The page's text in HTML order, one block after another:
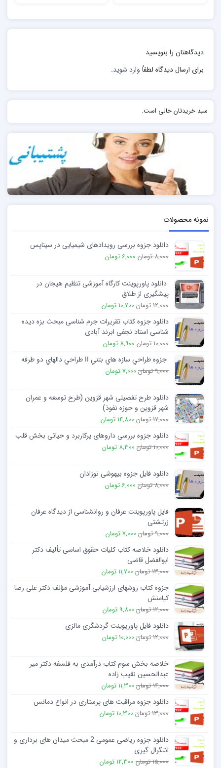
بخوانند و در نماز ظهر عصر همه بايد حمد و سوره را آهسته
دیدگاهتان را بنویسید
برای ارسال دیدگاه لطفاً وارد شوید.
سبد خریدتان خالی است.
نمونه محصولات
دانلود جزوه بررسی رویدادهای شیمیایی در سیناپس
8,000 تومان 6,000 تومان
دانلود پاورپوینت کارگاه آموزشی تنظیم هیجان در
پیشگیری از طلاق
12,000 تومان 10,700 تومان
دانلود جزوه کتاب تقریرات جرم شناسی مبحث بزه دیده
شناسی استاد نجفی ابرند آبادی
10,000 تومان 8,900 تومان
جزوه طراحي سازه هاي بتني ІІ طراحي دالهاي دو طرفه
9,000 تومان 7,000 تومان
دانلود طرح تفصیلی شهر قزوین (طرح توسعه و عمران
شهر قزوین و حوزه نفوذ)
17,000 تومان 14,800 تومان
دانلود جزوه بررسی داروهای پرکاربرد و حیاتی بخش قلب
10,000 تومان 8,300 تومان
دانلود فایل جزوه بیهوشی نوزادان
8,000 تومان 6,000 تومان
فایل پاورپوینت عرفان و روانشناسی از ديدگاه عرفان
زرتشتی
9,000 تومان 7,000 تومان
دانلود خلاصه کتاب کلیات حقوق اساسی تألیف دکتر
ابوالفضل قاضی
13,000 تومان 11,700 تومان
جزوه کتاب روشھای ارزشيابی آموزشی مؤلف دکتر علی رضا
کيامنش
12,000 تومان 9,800 تومان
دانلود فایل پاورپوینت گردشگری مالزی
12,000 تومان 10,000 تومان
خلاصه بخش سوم کتاب درآمدی به فلسفه دکتر میر
عبدالحسین نقیب زاده
14,000 تومان 11,300 تومان
دانلود جزوه مراقبت های پرستاری در انواع دمانس
13,000 تومان 10,300 تومان
دانلود جزوه ریاضی عمومی 2 مبحث میدان ھای برداری و
انتگرال گیری
15,000 تومان 12,300 تومان